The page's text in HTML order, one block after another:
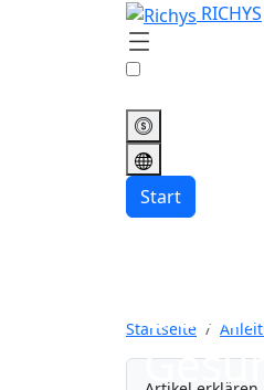
RICHYS
Start
Startseite